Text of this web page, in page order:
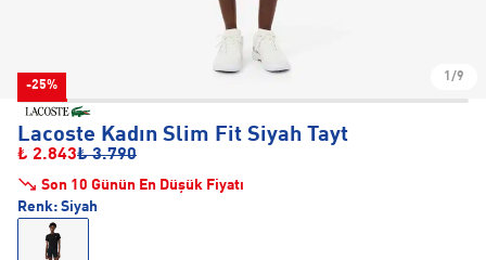
-25%
1/9
Lacoste Kadın Slim Fit Siyah Tayt
₺ 2.843₺ 3.790
Son 10 Günün En Düşük Fiyatı
Renk: Siyah